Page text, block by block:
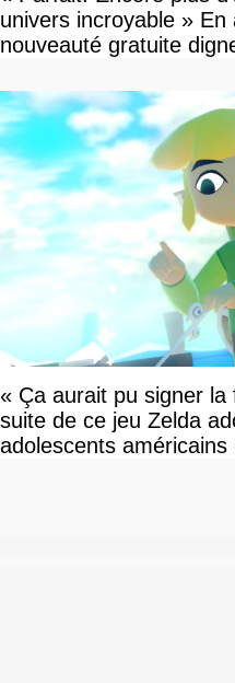
univers incroyable »
nouveauté gratuite
« Ça aurait pu signer
suite de ce jeu Zelda
adolescents